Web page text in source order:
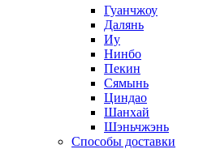
Гуанчжоу
Далянь
Иу
Нинбо
Пекин
Сямынь
Циндао
Шанхай
Шэньчжэнь
Способы доставки